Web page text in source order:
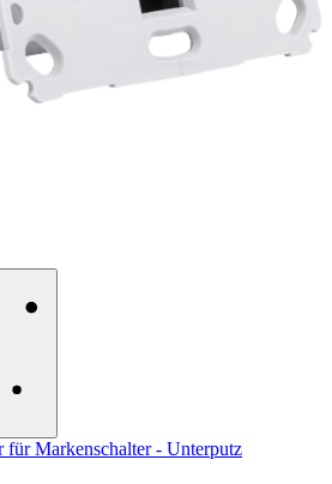
Markenschalter - Unterputz